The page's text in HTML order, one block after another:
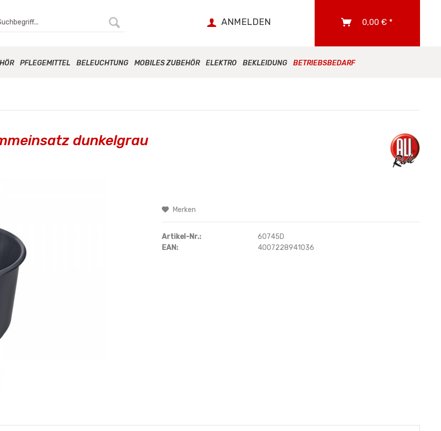
ANMELDEN 0,00 € *
PFLEGEMITTEL BELEUCHTUNG MOBILES ZUBEHÖR ELEKTRO BEKLEIDUNG BETRIEBSBEDARF
dunkelgrau
Merken
Artikel-Nr.:
60745D
EAN:
4007228941036